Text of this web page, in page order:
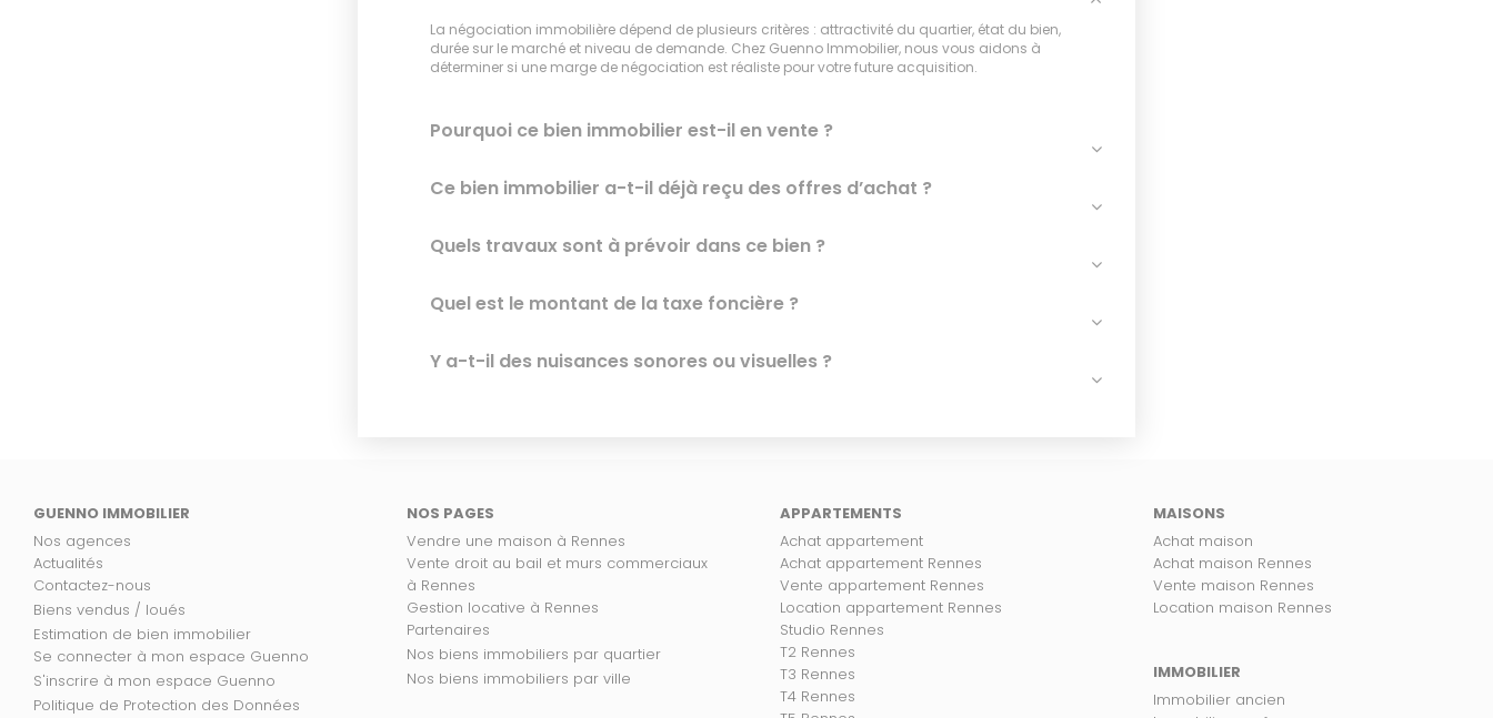
La négociation immobilière dépend de plusieurs critères : attractivité du quartier, état du bien,
durée sur le marché et niveau de demande. Chez Guenno Immobilier, nous vous aidons à
déterminer si une marge de négociation est réaliste pour votre future acquisition.
Pourquoi ce bien immobilier est-il en vente ?
Ce bien immobilier a-t-il déjà reçu des offres d’achat ?
Quels travaux sont à prévoir dans ce bien ?
Quel est le montant de la taxe foncière ?
Y a-t-il des nuisances sonores ou visuelles ?
GUENNO IMMOBILIER
Nos agences
Actualités
Contactez-nous
Biens vendus / loués
Estimation de bien immobilier
Se connecter à mon espace Guenno
S'inscrire à mon espace Guenno
Politique de Protection des Données
NOS PAGES
Vendre une maison à Rennes
Vente droit au bail et murs commerciaux
à Rennes
Gestion locative à Rennes
Partenaires
Nos biens immobiliers par quartier
Nos biens immobiliers par ville
APPARTEMENTS
Achat appartement
Achat appartement Rennes
Vente appartement Rennes
Location appartement Rennes
Studio Rennes
T2 Rennes
T3 Rennes
T4 Rennes
MAISONS
Achat maison
Achat maison Rennes
Vente maison Rennes
Location maison Rennes
IMMOBILIER
Immobilier ancien